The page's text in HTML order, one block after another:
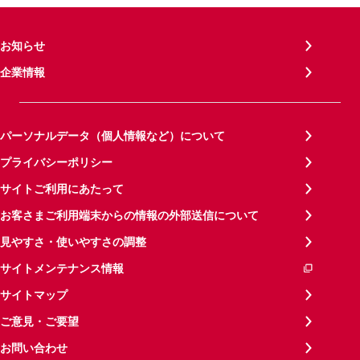
お知らせ
企業情報
パーソナルデータ（個人情報など）について
プライバシーポリシー
サイトご利用にあたって
お客さまご利用端末からの情報の外部送信について
見やすさ・使いやすさの調整
サイトメンテナンス情報
サイトマップ
ご意見・ご要望
お問い合わせ